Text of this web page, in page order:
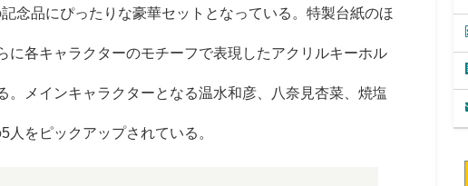
念品にぴったりな豪華セットとなっている。特製台紙のほ
に各キャラクターのモチーフで表現したアクリルキーホル
。メインキャラクターとなる温水和彦、八奈見杏菜、焼塩
をピックアップされている。